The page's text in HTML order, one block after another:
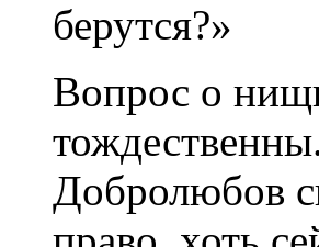
берутся?»
Вопрос о
Добролюбов